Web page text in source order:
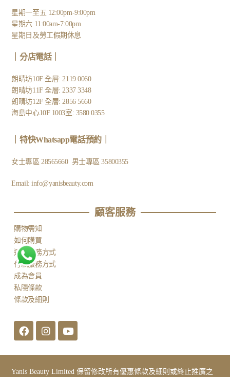
星期一至五 12:00pm-9:00pm
星期六 11:00am-7:00pm
星期日及勞工假期休息
分店電話｜
朗晴坊10F 全層: 2119 0060
朗晴坊11F 全層: 2337 3348
朗晴坊12F 全層: 2856 5660
海島中心10F 1003室: 3580 0355
特快Whatsapp電話預約｜
女士專區28565660 男士專區35800355
Email:info@yanisbeauty.com
顧客服務​
購物需知
如何購買
運送服務方式
付款服務方式
成為會員
私隱條款
條款及細則
Yanis Beauty Limited 保留修改所有優惠條款及細則或終止推廣之